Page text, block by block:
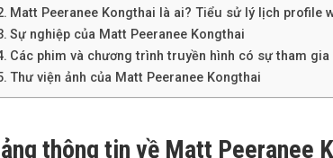
Matt Peeranee Kongthai là ai? Tiểu sử lý lịch profile
Sự nghiệp của Matt Peeranee Kongthai
Các phim và chương trình truyền hình có sự tham
Thư viện ảnh của Matt Peeranee Kongthai
thông tin về Matt Peeranee